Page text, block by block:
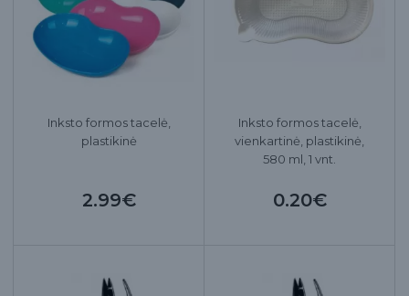
Inksto formos tacelė,
plastikinė
2.99€
Inksto formos tacelė,
vienkartinė, plastikinė,
580 ml, 1 vnt.
0.20€